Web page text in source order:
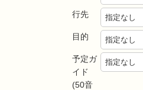
行先
目的
予定ガ
イド
(50音